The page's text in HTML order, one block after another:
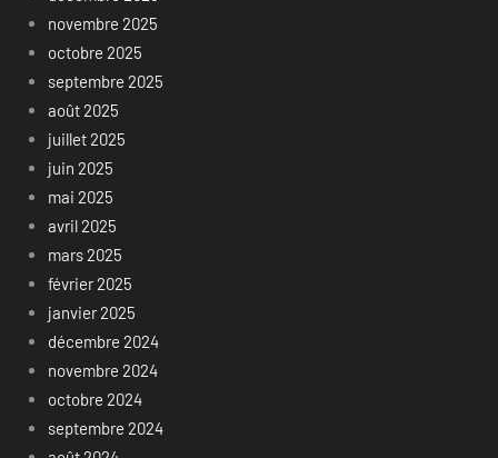
novembre 2025
octobre 2025
septembre 2025
août 2025
juillet 2025
juin 2025
mai 2025
avril 2025
mars 2025
février 2025
janvier 2025
décembre 2024
novembre 2024
octobre 2024
septembre 2024